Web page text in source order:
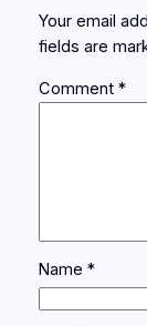
Your email
fields are
Comment *
Name *